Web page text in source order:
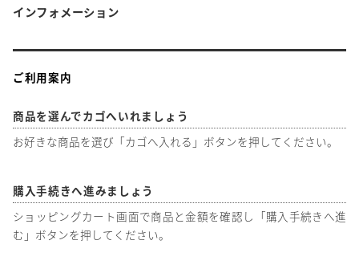
インフォメーション
ご利用案内
商品を選んでカゴへいれましょう
お好きな商品を選び「カゴへ入れる」ボタンを押してください。
購入手続きへ進みましょう
ショッピングカート画面で商品と金額を確認し「購入手続きへ進
む」ボタンを押してください。